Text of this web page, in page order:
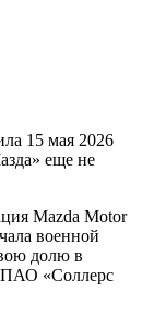
15 мая 2026
еще не
Mazda Motor
военной
долю в
ПАО «Соллерс